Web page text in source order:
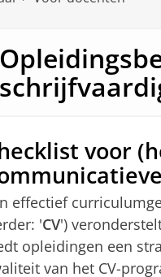
voor
effectief
'CV')
opleidingen een
van het CV-